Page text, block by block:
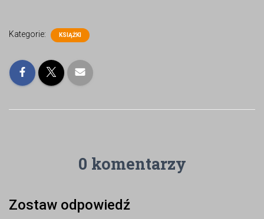
Kategorie: KSIĄŻKI
0 komentarzy
Zostaw odpowiedź